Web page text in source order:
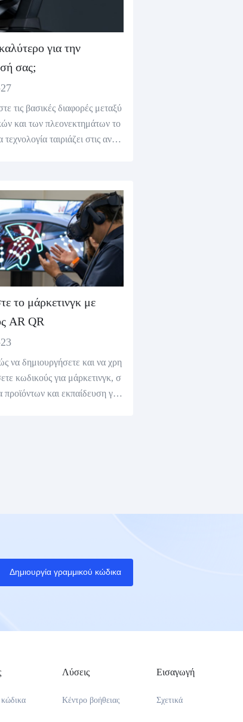
για την
σας;
τις βασικές διαφορές μεταξύ
και των πλεονεκτημάτων το
τεχνολογία ταιριάζει στις ανάγ
με μια δωρεάν γεννήτρια κώδικ
σύνδεση.
το μάρκετινγκ με
AR QR
να δημιουργήσετε και να χρη
κωδικούς για μάρκετινγκ, σ
προϊόντων και εκπαίδευση για
Δημιουργία γραμμικού κώδικα
Λύσεις
Κέντρο βοήθειας
Εισαγωγή
Σχετικά